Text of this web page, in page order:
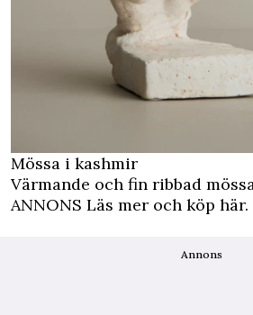
Mössa i kashmir
Värmande och fin ribbad
ANNONS Läs mer och köp här.
Annons